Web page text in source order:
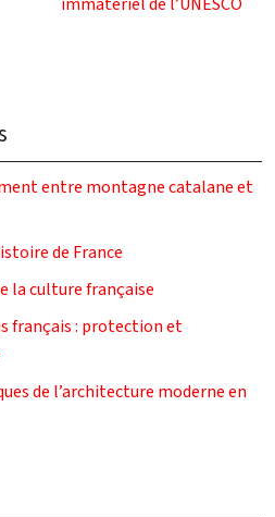
entre montagne catalane et
de France
la culture française
français : protection et
de l’architecture moderne en